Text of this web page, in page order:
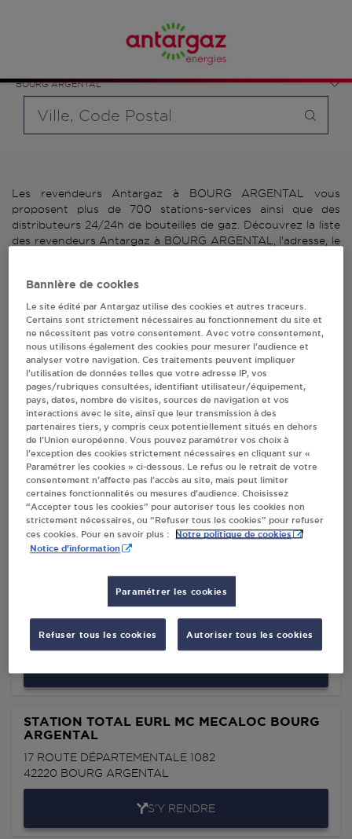
BOURG ARGENTAL
bouteille souhaité et le type de point de vente (revendeur /
distributeur automatique de bouteilles de gaz ou station GPL
carburant)
Les revendeurs Antargaz à BOURG ARGENTAL vous
proposent plus de 700 stations-services ainsi que des
distributeurs 24/24h de bouteilles de gaz. Découvrez la liste
des revendeurs Antargaz à BOURG ARGENTAL, l'adresse, le
3 revendeur(s) Antargaz
à BOURG ARGENTAL
Villes
CARREFOUR - SARL CECYL BOURG
ARGENTAL
ZA LES RIVETS
42220BOURG ARGENTAL
S'Y RENDRE
LA MAISON.FR BOURG ARGENTAL
ALLEE DES MICOUCCOULIERS
42220BOURG ARGENTAL
STATION TOTAL EURL MC MECALOC BOURG
ARGENTAL
17 ROUTE DÉPARTEMENTALE 1082
42220 BOURG ARGENTAL
S'Y RENDRE
Bannière de cookies
Le site édité par Antargaz utilise des cookies et autres traceurs.
Certains sont strictement nécessaires au fonctionnement du site et
ne nécessitent pas votre consentement. Avec votre consentement,
nous utilisons également des cookies pour mesurer l’audience et
analyser votre navigation. Ces traitements peuvent impliquer
l’utilisation de données telles que votre adresse IP, vos
pages/rubriques consultées, identifiant utilisateur/équipement,
pays, dates, nombre de visites, sources de navigation et vos
interactions avec le site, ainsi que leur transmission à des
partenaires tiers, y compris ceux potentiellement situés en dehors
de l’Union européenne. Vous pouvez paramétrer vos choix à
l’exception des cookies strictement nécessaires en cliquant sur «
Paramétrer les cookies » ci-dessous. Le refus ou le retrait de votre
consentement n’affecte pas l’accès au site, mais peut limiter
certaines fonctionnalités ou mesures d’audience. Choisissez
“Accepter tous les cookies” pour autoriser tous les cookies non
strictement nécessaires, ou “Refuser tous les cookies” pour refuser
ces cookies. Pour en savoir plus :
Notre politique de cookies
Notice d'information
Paramétrer les cookies
Refuser tous les cookies Autoriser tous les cookies